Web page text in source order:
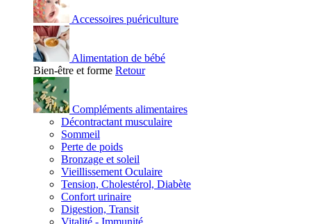
Accessoires puériculture
Alimentation de bébé
Bien-être et forme Retour
Compléments alimentaires
Décontractant musculaire
Sommeil
Perte de poids
Bronzage et soleil
Vieillissement Oculaire
Tension, Cholestérol, Diabète
Confort urinaire
Digestion, Transit
Vitalité - Immunité